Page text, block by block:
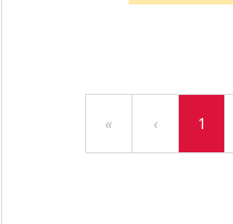
« ‹ 1